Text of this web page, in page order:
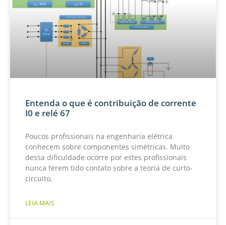
Entenda o que é contribuição de corrente
I0 e relé 67
Poucos profissionais na engenharia elétrica
conhecem sobre componentes simétricas. Muito
dessa dificuldade ocorre por estes profissionais
nunca terem tido contato sobre a teoria de curto-
circuito,
LEIA MAIS